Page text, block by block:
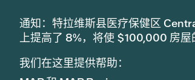
通知：特拉维斯县医疗保健区
上提高了 8%，将使 $100,000 房
我们在这里提供帮助：